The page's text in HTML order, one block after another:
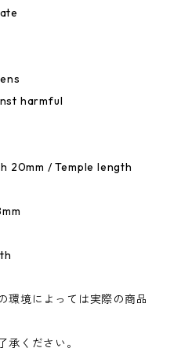
harmful
20mm / Temple length
環境によっては実際の商品
承ください。